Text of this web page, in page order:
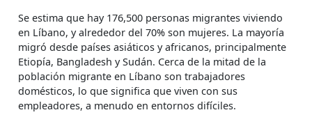
Se estima que hay 176,500 personas migrantes viviendo
en Líbano, y alrededor del 70% son mujeres. La mayoría
migró desde países asiáticos y africanos, principalmente
Etiopía, Bangladesh y Sudán. Cerca de la mitad de la
población migrante en Líbano son trabajadores
domésticos, lo que significa que viven con sus
empleadores, a menudo en entornos difíciles.